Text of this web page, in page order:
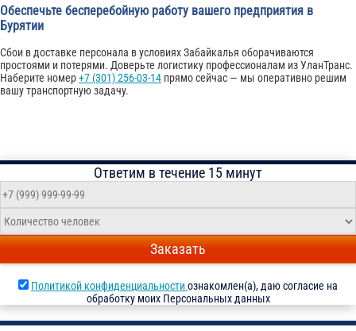
Обеспечьте бесперебойную работу вашего предприятия в
Бурятии
Сбои в доставке персонала в условиях Забайкалья оборачиваются
простоями и потерями. Доверьте логистику профессионалам из УланТранс.
Наберите номер+7 (301) 256-03-14 прямо сейчас — мы оперативно решим
вашу транспортную задачу.
Ответим в течение 15 минут
Заказать
Политикой конфиденциальностиознакомлен(а), даю согласие на
обработку моих Персональных данных